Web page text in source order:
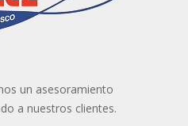
un asesoramiento
a nuestros clientes.